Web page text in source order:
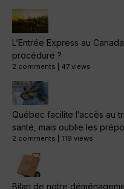
L’Entrée Express au
procédure ?
2 comments 47 views
Québec facilite l’accès au
santé, mais oublie les
2 comments 119 views
Bilan de notre